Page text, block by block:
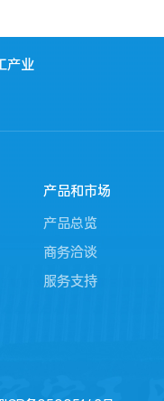
产业
产品和市场
产品总览
商务洽谈
服务支持